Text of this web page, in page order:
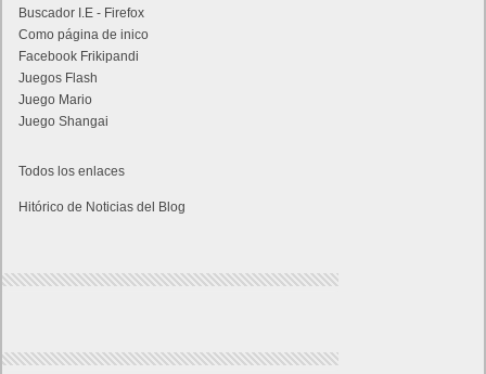
Buscador I.E - Firefox
Como página de inico
Facebook Frikipandi
Juegos Flash
Juego Mario
Juego Shangai
Todos los enlaces
Hitórico de Noticias del Blog